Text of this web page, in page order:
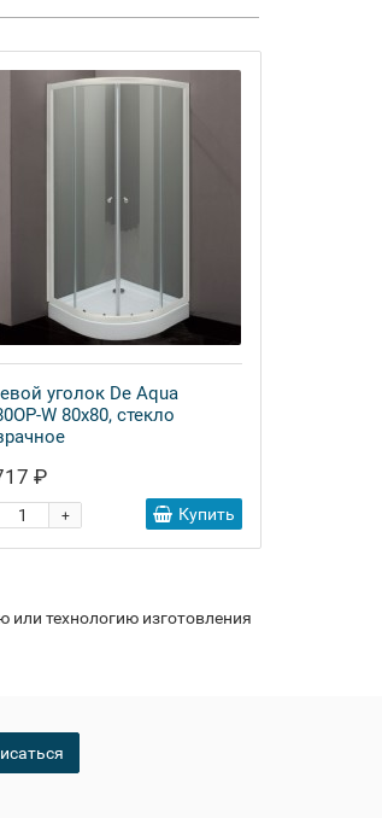
уголок De Aqua
W 80х80, стекло
₽
+ Купить
или технологию изготовления